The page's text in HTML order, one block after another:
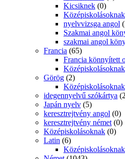
Kicsiknek (0)
Középiskolásoknak
nyelvvizsga angol
Szakmai angol
szakmai angol
Francia (65)
Francia könnyített
Középiskolásoknak
Görög (2)
Középiskolásoknak
idegennyelvű szókártya
Japán nyelv (5)
keresztrejtvény angol (0)
keresztrejtvény német (0)
Középiskolásoknak (0)
Latin (6)
Középiskolásoknak